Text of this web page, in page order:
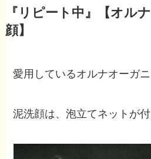
『リピート中』【オル
顔】
愛用しているオルナオーガニ
泥洗顔は、泡立てネットが付